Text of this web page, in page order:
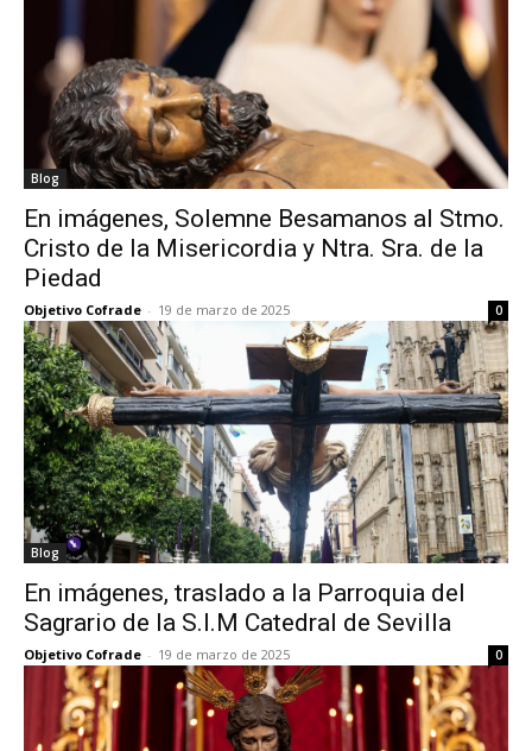
Blog
En imágenes, Solemne Besamanos al Stmo.
Cristo de la Misericordia y Ntra. Sra. de la
Piedad
Objetivo Cofrade - 19 de marzo de 2025 0
Blog
En imágenes, traslado a la Parroquia del
Sagrario de la S.I.M Catedral de Sevilla
Objetivo Cofrade - 19 de marzo de 2025 0